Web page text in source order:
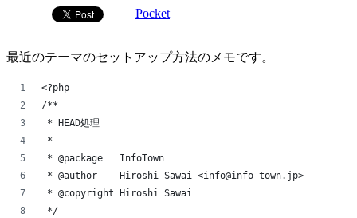
Pocket
最近のテーマのセットアップ方法のメモです。
<?php
/**
* HEAD処理
*
* @package   InfoTown
* @author    Hiroshi Sawai <info@info-town.jp>
* @copyright Hiroshi Sawai
*/